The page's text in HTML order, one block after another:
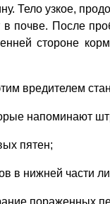
Тело узкое,
почве. После
стороне
вредителем
напоминают
пятен;
в нижней части